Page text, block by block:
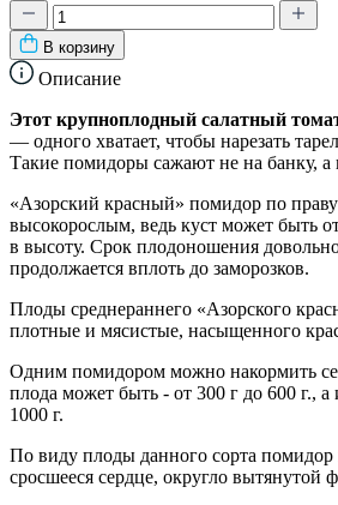
В корзину
Описание
Этот крупноплодный салатный
— одного хватает, чтобы нарезать
Такие помидоры сажают не на банку, а
«Азорский красный» помидор по праву
высокорослым, ведь куст может быть
в высоту. Срок плодоношения
продолжается вплоть до заморозков.
Плоды среднераннего «Азорского
плотные и мясистые, насыщенного
Одним помидором можно накормить
плода может быть - от 300 г до 600 г., а
1000 г.
По виду плоды данного сорта
сросшееся сердце, округло вытянутой